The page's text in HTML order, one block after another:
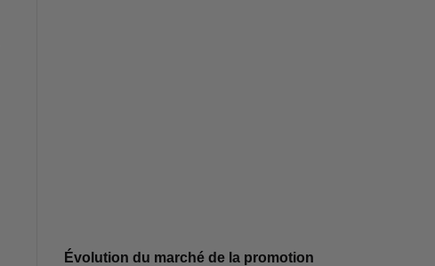
Évolution du marché de la promotion